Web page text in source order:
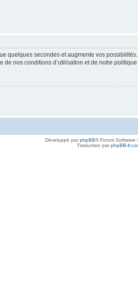
quelques secondes et augmente vos
nos conditions d’utilisation et de notre
Développé parphpBB® Forum Software
Traduction parphpBB-